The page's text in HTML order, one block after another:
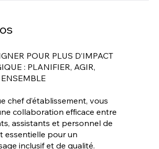
POUR PLUS D’IMPACT
: PLANIFIER, AGIR,
chef d’établissement, vous
collaboration efficace entre
assistants et personnel de
essentielle pour un
inclusif et de qualité.